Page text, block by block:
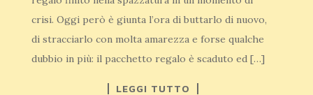
crisi. Oggi però è giunta l’ora di buttarlo di nuovo,
di stracciarlo con molta amarezza e forse qualche
dubbio in più: il pacchetto regalo è scaduto ed […]
LEGGI TUTTO